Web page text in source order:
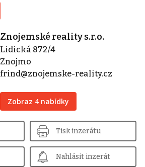
Znojemské reality s.r.o.
Lidická 872/4
Znojmo
frind@znojemske-reality.cz
Zobraz 4 nabídky
Tisk inzerátu
Nahlásit inzerát